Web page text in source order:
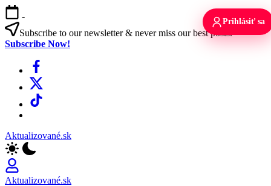
Skip
to
content
-
Subscribe to our newsletter & never miss our best posts.
Subscribe Now!
Facebook
X
TikTok
Aktualizované.sk
Aktualizované.sk
Prihlásiť sa